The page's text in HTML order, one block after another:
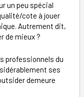
un peu spécial
cote à jouer
Autrement dit,
de mieux ?
professionnels du
ses
demeure